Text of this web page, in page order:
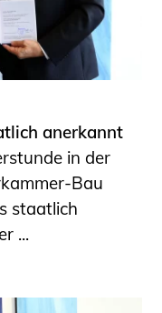
anerkannt
in der
Bau
staatlich
...